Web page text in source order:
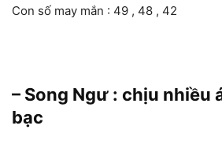
Con số may mắn : 49 , 48 , 42
– Song Ngư : chịu nhiều
bạc